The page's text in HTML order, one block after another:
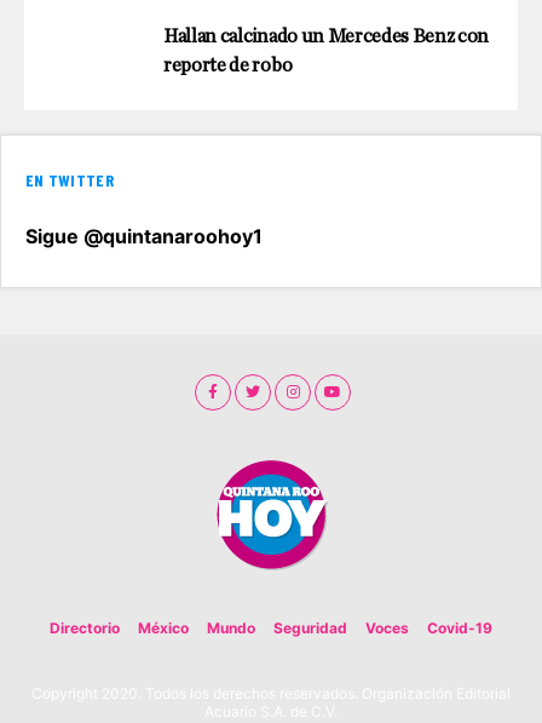
Hallan calcinado un Mercedes Benz con
reporte de robo
EN TWITTER
Sigue @quintanaroohoy1
Directorio México Mundo Seguridad Voces Covid-19